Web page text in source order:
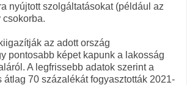
nyújtott szolgáltatásokat (például az
csokorba.
az adott ország
pontosabb képet kapunk a lakosság
A legfrissebb adatok szerint a
átlag 70 százalékát fogyasztották 2021-